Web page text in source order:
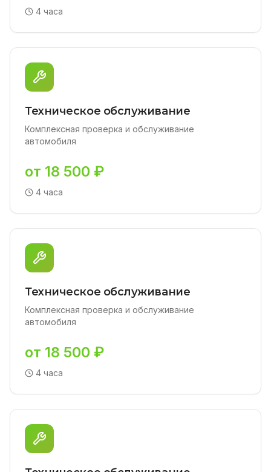
4 часа
Техническое обслуживание
Комплексная проверка и обслуживание
автомобиля
от 18 500 ₽
4 часа
Техническое обслуживание
Комплексная проверка и обслуживание
автомобиля
от 18 500 ₽
4 часа